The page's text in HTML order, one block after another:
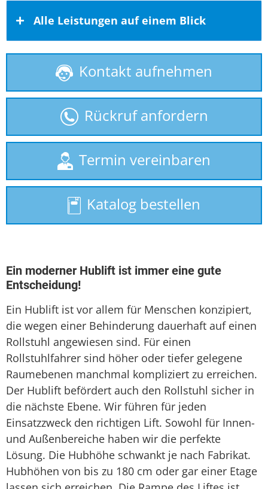
Alle Leistungen auf einem Blick
Behindertenlift
gebrauchte Treppenlifte
Homelift
Plattformlift
Rollstuhllift
Seniorenlift
Treppenaufzug
Treppenlift
Treppenlift mieten
Kontakt aufnehmen
Rückruf anfordern
Termin vereinbaren
Katalog bestellen
Ein moderner Hublift ist immer eine gute
Entscheidung!
Ein Hublift ist vor allem für Menschen konzipiert,
die wegen einer Behinderung dauerhaft auf einen
Rollstuhl angewiesen sind. Für einen
Rollstuhlfahrer sind höher oder tiefer gelegene
Raumebenen manchmal kompliziert zu erreichen.
Der Hublift befördert auch den Rollstuhl sicher in
die nächste Ebene. Wir führen für jeden
Einsatzzweck den richtigen Lift. Sowohl für Innen-
und Außenbereiche haben wir die perfekte
Lösung. Die Hubhöhe schwankt je nach Fabrikat.
Hubhöhen von bis zu 180 cm oder gar einer Etage